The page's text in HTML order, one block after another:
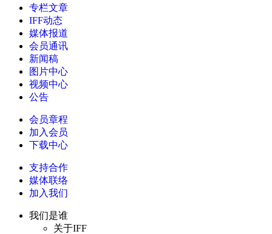
专栏文章
IFF动态
媒体报道
会员通讯
新闻稿
图片中心
视频中心
公告
会员章程
加入会员
下载中心
支持合作
媒体联络
加入我们
我们是谁
关于IFF